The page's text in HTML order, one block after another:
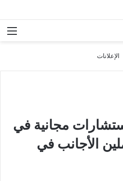
الإعلانات
مجانية في
الأجانب في